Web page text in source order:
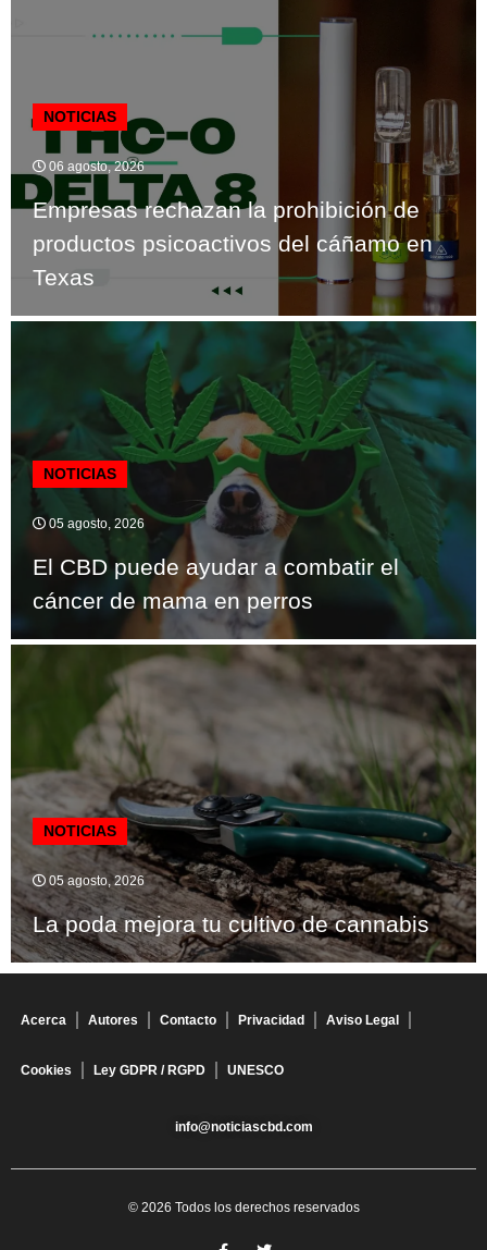
NOTICIAS
06 agosto, 2026
Empresas rechazan la prohibición de
productos psicoactivos del cáñamo en
Texas
NOTICIAS
05 agosto, 2026
El CBD puede ayudar a combatir el
cáncer de mama en perros
NOTICIAS
05 agosto, 2026
La poda mejora tu cultivo de cannabis
Acerca Autores Contacto Privacidad Aviso Legal
Cookies Ley GDPR / RGPD UNESCO
info@noticiascbd.com
© 2026 Todos los derechos reservados